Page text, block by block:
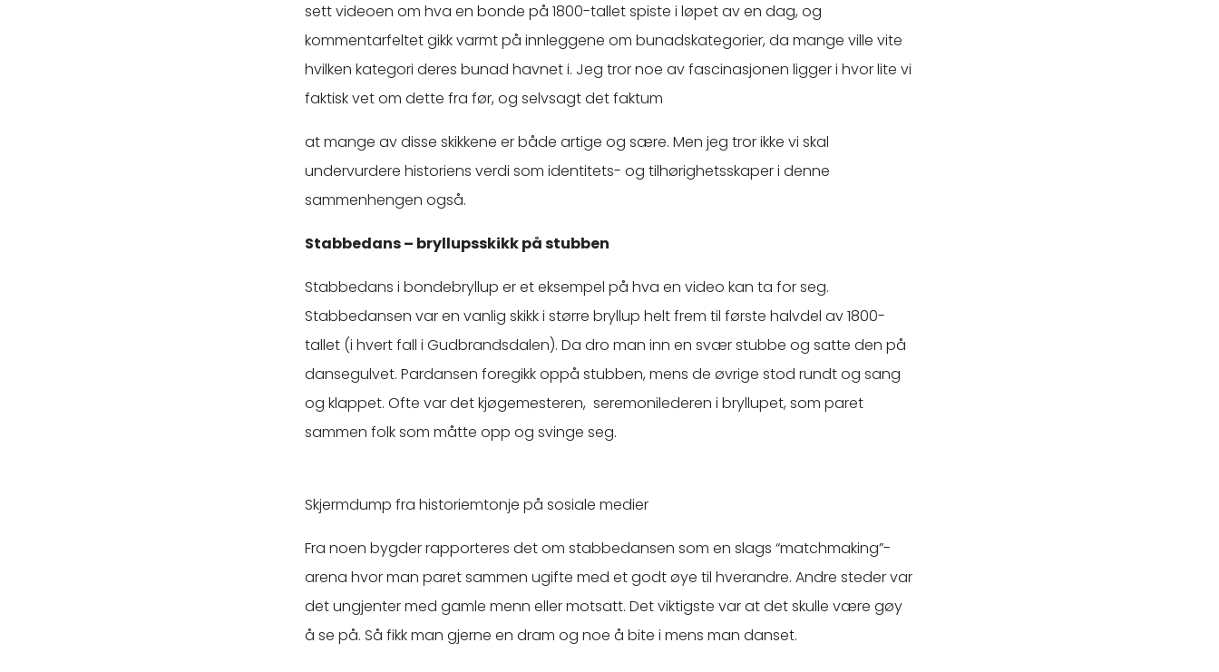
sett videoen om hva en bonde på 1800-tallet spiste i løpet av en dag, og
kommentarfeltet gikk varmt på innleggene om bunadskategorier, da mange ville vite
hvilken kategori deres bunad havnet i. Jeg tror noe av fascinasjonen ligger i hvor lite vi
faktisk vet om dette fra før, og selvsagt det faktum
at mange av disse skikkene er både artige og sære. Men jeg tror ikke vi skal
undervurdere historiens verdi som identitets- og tilhørighetsskaper i denne
sammenhengen også.
Stabbedans – bryllupsskikk på stubben
Stabbedans i bondebryllup er et eksempel på hva en video kan ta for seg.
Stabbedansen var en vanlig skikk i større bryllup helt frem til første halvdel av 1800-
tallet (i hvert fall i Gudbrandsdalen). Da dro man inn en svær stubbe og satte den på
dansegulvet. Pardansen foregikk oppå stubben, mens de øvrige stod rundt og sang
og klappet. Ofte var det kjøgemesteren, seremonilederen i bryllupet, som paret
sammen folk som måtte opp og svinge seg.
Skjermdump fra historiemtonje på sosiale medier
Fra noen bygder rapporteres det om stabbedansen som en slags “matchmaking”-
arena hvor man paret sammen ugifte med et godt øye til hverandre. Andre steder var
det ungjenter med gamle menn eller motsatt. Det viktigste var at det skulle være gøy
å se på. Så fikk man gjerne en dram og noe å bite i mens man danset.